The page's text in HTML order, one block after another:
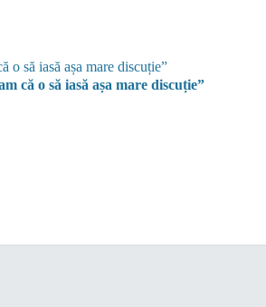
că o să iasă așa mare discuție”